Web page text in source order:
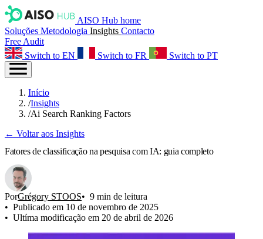
AISO Hub home
Soluções Metodologia Insights Contacto
Free Audit
Switch to EN
Switch to FR Switch to PT
Início
/Insights
/Ai Search Ranking Factors
← Voltar aos Insights
Fatores de classificação na pesquisa com IA: guia completo
PorGrégory STOOS
9 min de leitura
Publicado em 10 de novembro de 2025
Ultíma modificação em 20 de abril de 2026